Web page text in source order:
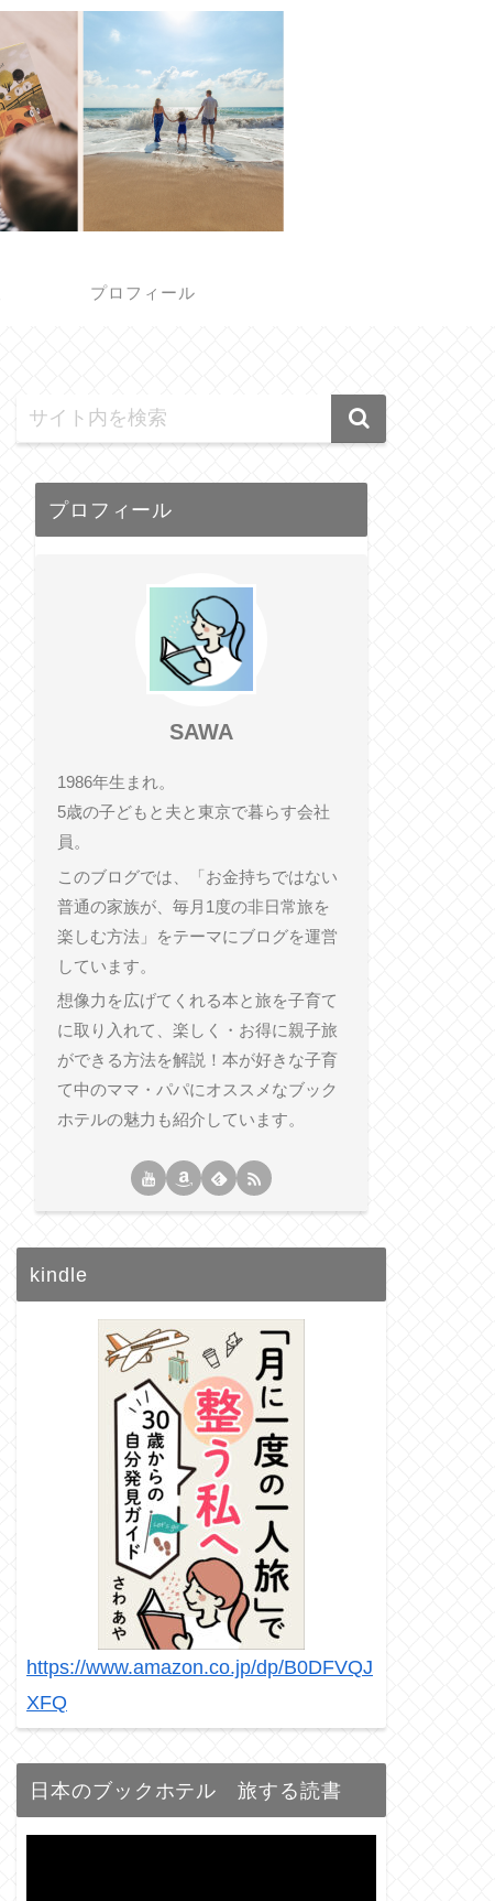
プロフィール
プロフィール
SAWA
1986年生まれ。
5歳の子どもと夫と東京で暮らす会社
員。
このブログでは、「お金持ちではない
普通の家族が、毎月1度の非日常旅を
楽しむ方法」をテーマにブログを運営
しています。
想像力を広げてくれる本と旅を子育て
に取り入れて、楽しく・お得に親子旅
ができる方法を解説！本が好きな子育
て中のママ・パパにオススメなブック
ホテルの魅力も紹介しています。
kindle
https://www.amazon.co.jp/dp/B0DFVQJ
XFQ
日本のブックホテル 旅する読書